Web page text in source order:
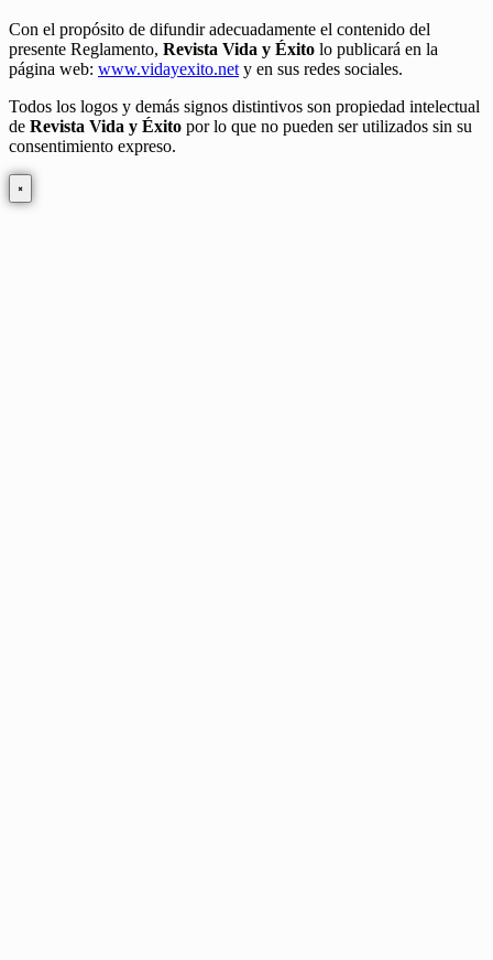
Con el propósito de difundir adecuadamente el contenido del
presente Reglamento, Revista Vida y Éxito lo publicará en la
página web: www.vidayexito.net y en sus redes sociales.
Todos los logos y demás signos distintivos son propiedad intelectual
de Revista Vida y Éxito por lo que no pueden ser utilizados sin su
consentimiento expreso.
×